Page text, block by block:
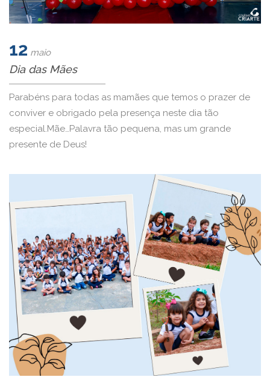
12 maio
Dia das Mães
Parabéns para todas as mamães que temos o prazer de
conviver e obrigado pela presença neste dia tão
especial.Mãe…Palavra tão pequena, mas um grande
presente de Deus!